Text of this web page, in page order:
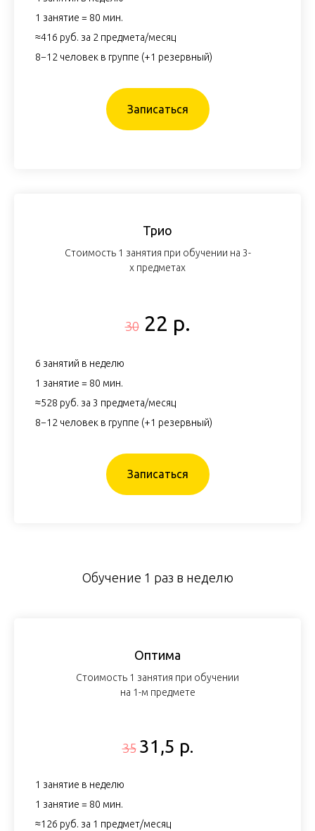
1 занятие = 80 мин.
≈416 руб. за 2 предмета/месяц
8−12 человек в группе (+1 резервный)
Записаться
Трио
Стоимость 1 занятия при обучении на 3-
х предметах
3022 р.
6 занятий в неделю
1 занятие = 80 мин.
≈528 руб. за 3 предмета/месяц
8−12 человек в группе (+1 резервный)
Записаться
Обучение 1 раз в неделю
Оптима
Стоимость 1 занятия при обучении
на 1-м предмете
35 31,5 р.
1 занятие в неделю
1 занятие = 80 мин.
≈126 руб. за 1 предмет/месяц